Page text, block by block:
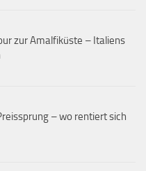
zur Amalfiküste – Italiens
– wo rentiert sich